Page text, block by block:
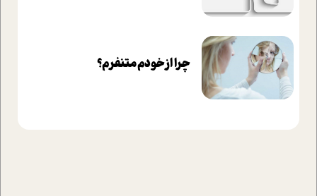
چرا از خودم متنفرم؟